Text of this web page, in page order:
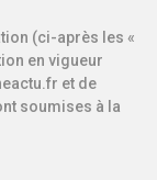
(ci-après les «
en vigueur
et de
soumises à la